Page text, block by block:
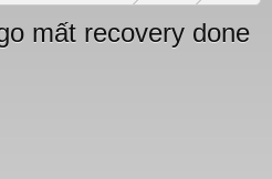
mất recovery done